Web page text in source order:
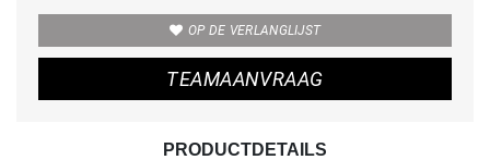
OP DE VERLANGLIJST
TEAMAANVRAAG
PRODUCTDETAILS